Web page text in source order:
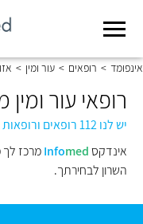
אינפומד > רופאים > עור ומין >
רופאי עור
יש לנו 112 רופאים ורופאות באתר
אינדקס
Infomed
מרכז לך
השרון לבחירתך.